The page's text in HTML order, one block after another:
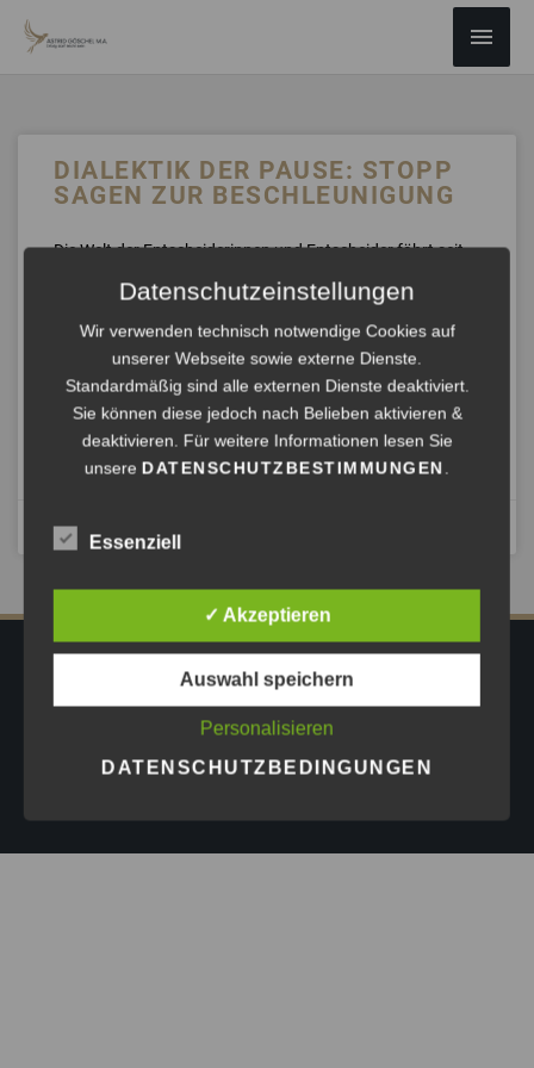
INHALT
DIALEKTIK DER PAUSE: STOPP
SAGEN ZUR BESCHLEUNIGUNG
Die Welt der Entscheiderinnen und Entscheider fährt seit
Kostendruck, Transformationsprogramme – alles soll
gleichzeitig schneller, schlanker und innovativer werden.
Viele Führungskräfte spüren, dass die Beschleunigung
kippt: Aus Tempo wird Tempostress, aus Agilität wird
ANHÖREN »
Januar 3, 2026
IMPRESSUM DATENSCHUTZ
PRESSE
Copyright © 2026Astrid Göschel M.A. - Erfolg darf leicht
Datenschutzeinstellungen
Wir verwenden technisch notwendige Cookies auf
unserer Webseite sowie externe Dienste.
Standardmäßig sind alle externen Dienste deaktiviert.
Sie können diese jedoch nach Belieben aktivieren &
deaktivieren. Für weitere Informationen lesen Sie
unsereDATENSCHUTZBESTIMMUNGEN.
Essenziell
✓ Akzeptieren
Auswahl speichern
Personalisieren
DATENSCHUTZBEDINGUNGEN